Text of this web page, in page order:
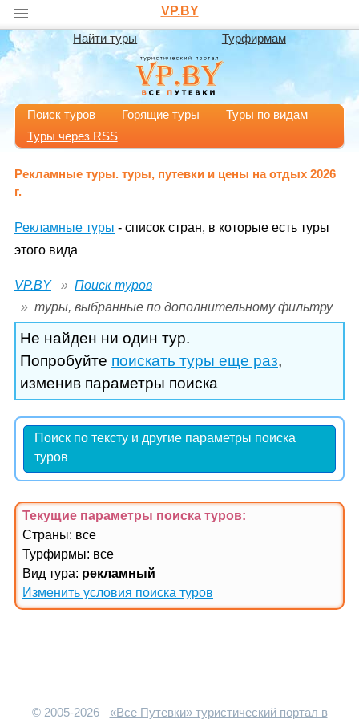
VP.BY
Найти туры Турфирмам
Поиск туров Горящие туры
Туры по видам
Туры через RSS
Рекламные туры. туры, путевки и цены на отдых 2026
г.
Рекламные туры - список стран, в которые есть туры
этого вида
VP.BY
Поиск туров
туры, выбранные по дополнительному фильтру
Не найден ни один тур.
Попробуйте поискать туры еще раз,
изменив параметры поиска
Поиск по тексту и другие параметры поиска
туров
Текущие параметры поиска туров:
Страны: все
Турфирмы: все
Вид тура: рекламный
Изменить условия поиска туров
© 2005-2026 «Все Путевки» туристический портал в